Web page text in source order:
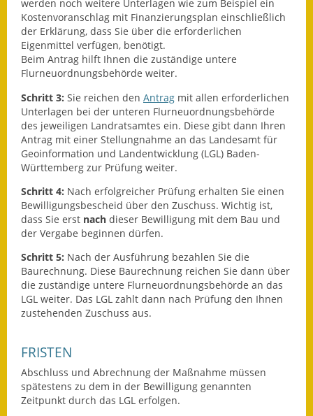
Formulare
Fundbehörde
Gemeinderat
Sitzungsberichte 2015
Sitzungsberichte 2016
Sitzungsberichte 2017
Sitzungsberichte 2018
Sitzungsberichte 2019
Sitzungsberichte 2020
Gemeindeverwaltung
Haushalt & Finanzen
Getrennte
Abwassergebühr
werden noch weitere Unterlagen wie zum Beispiel ein
Kostenvoranschlag mit Finanzierungsplan einschließlich
der Erklärung, dass Sie über die erforderlichen
Eigenmittel verfügen, benötigt.
Beim Antrag hilft Ihnen die zuständige untere
Flurneuordnungsbehörde weiter.
Schritt 3: Sie reichen den Antrag mit allen erforderlichen
Unterlagen bei der unteren Flurneuordnungsbehörde
des jeweiligen Landratsamtes ein. Diese gibt dann Ihren
Antrag mit einer Stellungnahme an das Landesamt für
Geoinformation und Landentwicklung (LGL) Baden-
Württemberg zur Prüfung weiter.
Schritt 4: Nach erfolgreicher Prüfung erhalten Sie einen
Bewilligungsbescheid über den Zuschuss. Wichtig ist,
dass Sie erst nach dieser Bewilligung mit dem Bau und
der Vergabe beginnen dürfen.
Schritt 5: Nach der Ausführung bezahlen Sie die
Baurechnung. Diese Baurechnung reichen Sie dann über
die zuständige untere Flurneuordnungsbehörde an das
LGL weiter. Das LGL zahlt dann nach Prüfung den Ihnen
zustehenden Zuschuss aus.
FRISTEN
Abschluss und Abrechnung der Maßnahme müssen
spätestens zu dem in der Bewilligung genannten
Zeitpunkt durch das LGL erfolgen.